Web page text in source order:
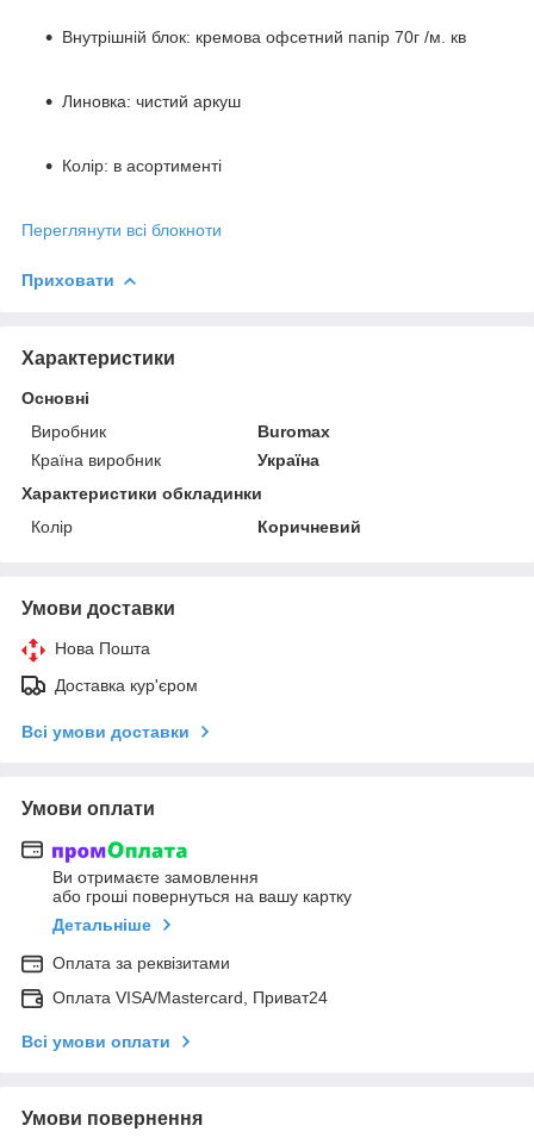
Внутрішній блок: кремова офсетний папір 70г /м. кв
Линовка: чистий аркуш
Колір: в асортименті
Переглянути всі блокноти
Приховати
Характеристики
Основні
Виробник
Buromax
Країна виробник
Україна
Характеристики обкладинки
Колір
Коричневий
Умови доставки
Нова Пошта
Доставка кур'єром
Всі умови доставки
Умови оплати
Ви отримаєте замовлення
або гроші повернуться на вашу картку
Детальніше
Оплата за реквізитами
Оплата VISA/Mastercard, Приват24
Всі умови оплати
Умови повернення